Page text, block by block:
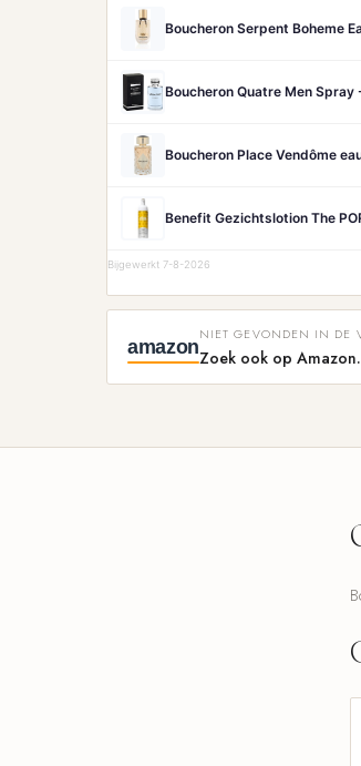
Boucheron Serpent Boheme
Boucheron Quatre Men Spray
Boucheron Place Vendôme
Benefit Gezichtslotion The
Bijgewerkt 7-8-2026
amazon
NIET GEVONDEN IN DE
Zoek ook op